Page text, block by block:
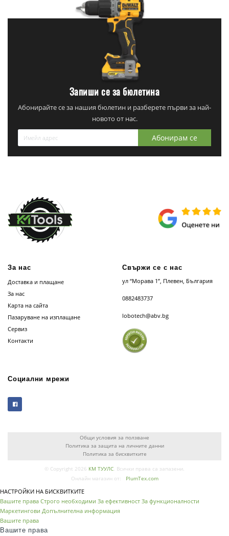
Запиши се за бюлетина
Абонирайте се за нашия бюлетин и разберете първи за най-
новото от нас.
Абонирам се
За нас
Доставка и плащане
За нас
Карта на сайта
Пазаруване на изплащане
Сервиз
Контакти
Свържи се с нас
ул “Морава 1”, Плевен, България
0882483737
lobotech@abv.bg
Социални мрежи
Общи условия за ползване
Политика за защита на личните данни
Политика за бисквитките
© Copyright 2026 КМ ТУУЛС. Всички права са запазени.
Онлайн магазин от:
PlumTex.com
НАСТРОЙКИ НА БИСКВИТКИТЕ
Вашите права Строго необходими За ефективност За функционалности
Маркетингови Допълнителна информация
Вашите права
Вашите права